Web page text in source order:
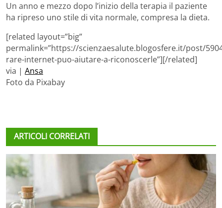
Un anno e mezzo dopo l’inizio della terapia il paziente
ha ripreso uno stile di vita normale, compresa la dieta.
[related layout=”big”
permalink=”https://scienzaesalute.blogosfere.it/post/
rare-internet-puo-aiutare-a-riconoscerle”][/related]
via | Ansa
Foto da Pixabay
ARTICOLI CORRELATI